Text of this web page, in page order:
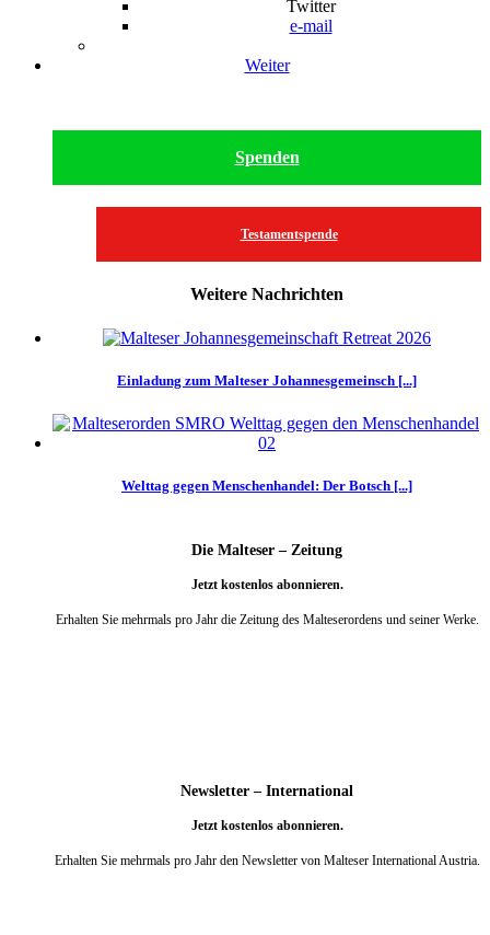
Twitter
e-mail
Weiter
Spenden
Testamentspende
Weitere Nachrichten
Einladung zum Malteser Johannesgemeinsch [...]
Welttag gegen Menschenhandel: Der Botsch [...]
Die Malteser – Zeitung
Jetzt kostenlos abonnieren.
Erhalten Sie mehrmals pro Jahr die Zeitung des Malteserordens und seiner Werke.
Newsletter – International
Jetzt kostenlos abonnieren.
Erhalten Sie mehrmals pro Jahr den Newsletter von Malteser International Austria.